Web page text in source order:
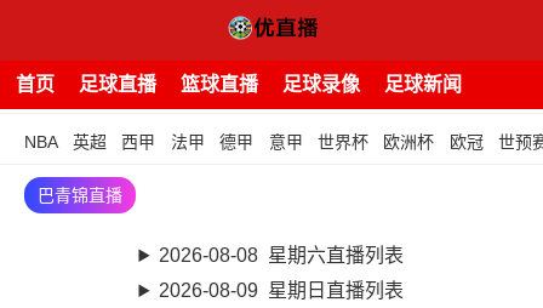
首页 足球直播 篮球直播 足球录像 足球新闻
NBA 英超 西甲 法甲 德甲 意甲 世界杯 欧洲杯 欧冠 世预
巴青锦直播
2026-08-08 星期六直播列表
2026-08-09 星期日直播列表